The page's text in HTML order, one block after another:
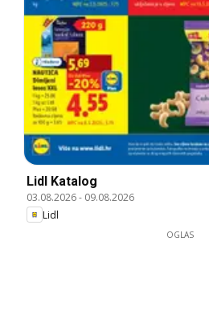
Lidl Katalog
03.08.2026- 09.08.2026
Lidl
OGLAS